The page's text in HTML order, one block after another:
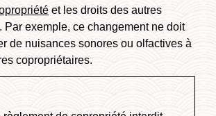
et les droits des autres
Par exemple, ce changement ne doit
de nuisances sonores ou olfactives à
copropriétaires.